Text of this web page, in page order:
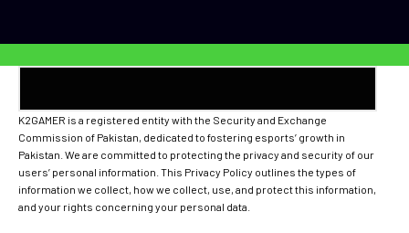
K2GAMER is a registered entity with the Security and Exchange
Commission of Pakistan, dedicated to fostering esports’ growth in
Pakistan. We are committed to protecting the privacy and security of our
users’ personal information. This Privacy Policy outlines the types of
information we collect, how we collect, use, and protect this information,
and your rights concerning your personal data.